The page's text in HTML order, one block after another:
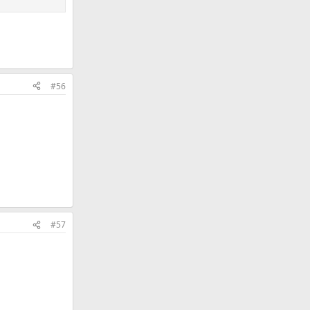
#56
#57